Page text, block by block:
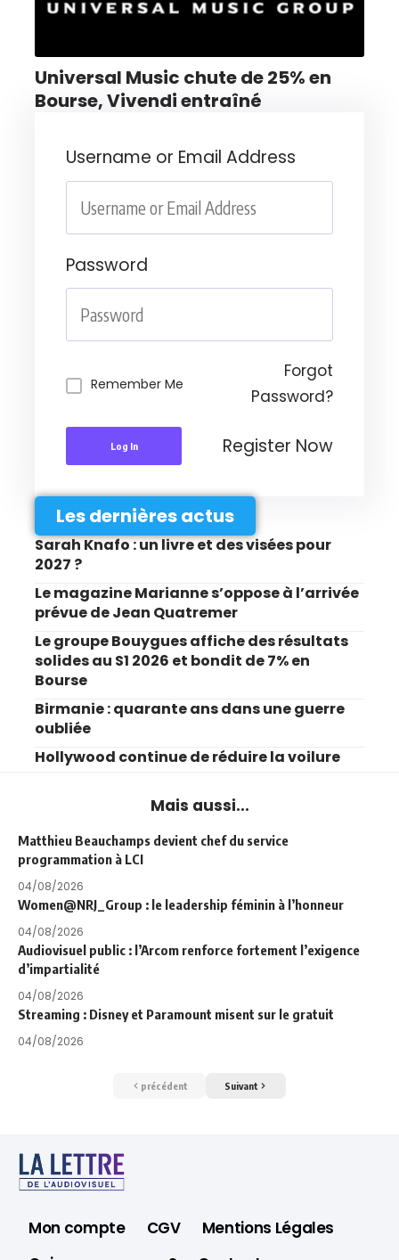
Universal Music chute de 25% en
Bourse, Vivendi entraîné
Username or Email Address
Password
Remember Me
Forgot
Password?
Log In Register Now
Les dernières actus
Sarah Knafo : un livre et des visées pour
2027 ?
Le magazine Marianne s’oppose à l’arrivée
prévue de Jean Quatremer
Le groupe Bouygues affiche des résultats
solides au S1 2026 et bondit de 7% en
Bourse
Birmanie : quarante ans dans une guerre
oubliée
Hollywood continue de réduire la voilure
Mais aussi...
Matthieu Beauchamps devient chef du service
programmation à LCI
04/08/2026
Women@NRJ_Group : le leadership féminin à l’honneur
04/08/2026
Audiovisuel public : l’Arcom renforce fortement l’exigence
d’impartialité
04/08/2026
Streaming : Disney et Paramount misent sur le gratuit
04/08/2026
précédent Suivant
Mon compte CGV
Mentions Légales